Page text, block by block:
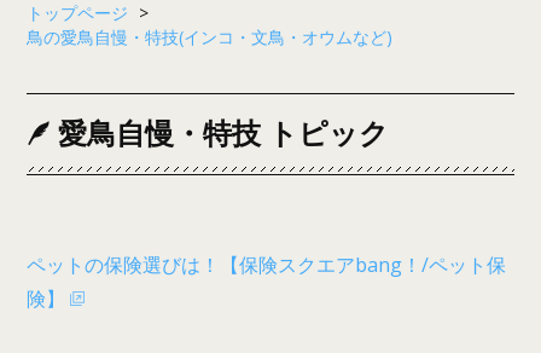
トップページ >
鳥の愛鳥自慢・特技(インコ・文鳥・オウムなど)
愛鳥自慢・特技 トピック
ペットの保険選びは！【保険スクエアbang！/ペット保
険】